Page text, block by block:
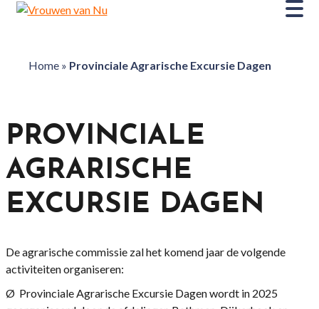
Home» Provinciale Agrarische Excursie Dagen
PROVINCIALE
AGRARISCHE
EXCURSIE DAGEN
De agrarische commissie zal het komend jaar de volgende
activiteiten organiseren:
Ø Provinciale Agrarische Excursie Dagen wordt in 2025